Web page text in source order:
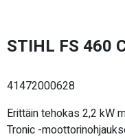
STIHL FS 460
41472000628
Erittäin tehokas 2,2 kW
Tronic -